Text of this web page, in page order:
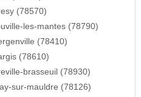
(78570)
les-mantes (78790)
(78410)
(78610)
brasseuil (78930)
sur-mauldre (78126)